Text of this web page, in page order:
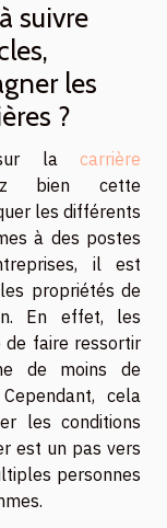
suivre
les
?
sur la carrière
bien cette
les différents
à des postes
il est
propriétés de
En effet, les
de faire ressortir
de moins de
cela
les conditions
est un pas vers
personnes